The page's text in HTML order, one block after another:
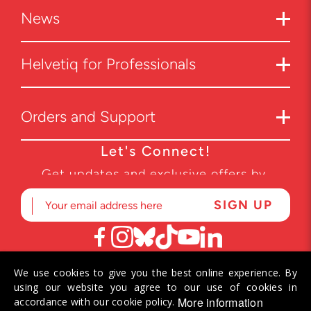
News
Helvetiq for Professionals
Orders and Support
Let's Connect!
Get updates and exclusive offers by
subscribing to our newsletter.
© 2026 Helvetiq SA. All rights reserved.
We use cookies to give you the best online experience. By
using our website you agree to our use of cookies in
accordance with our cookie policy. More information